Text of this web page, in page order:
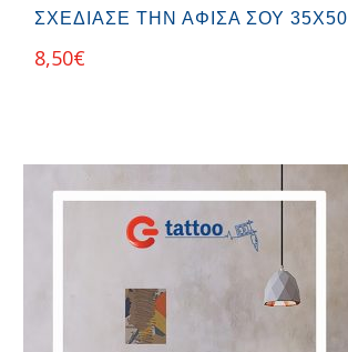
ΣΧΕΔΙΑΣΕ ΤΗΝ ΑΦΙΣΑ ΣΟΥ 35Χ50
8,50€